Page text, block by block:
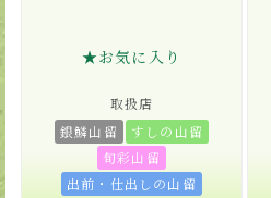
★お気に入り
取扱店
銀鱗山留
すしの山留
旬彩山留
出前・仕出しの山留